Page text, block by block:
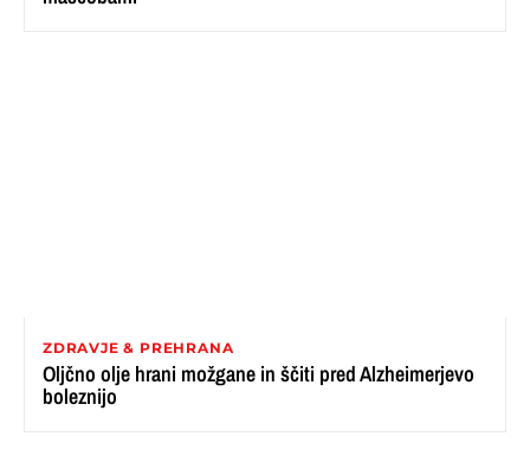
ZDRAVJE & PREHRANA
Oljčno olje hrani možgane in ščiti pred Alzheimerjevo
boleznijo